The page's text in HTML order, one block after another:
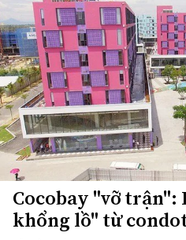
Cocobay "vỡ trận":
khổng lồ" từ